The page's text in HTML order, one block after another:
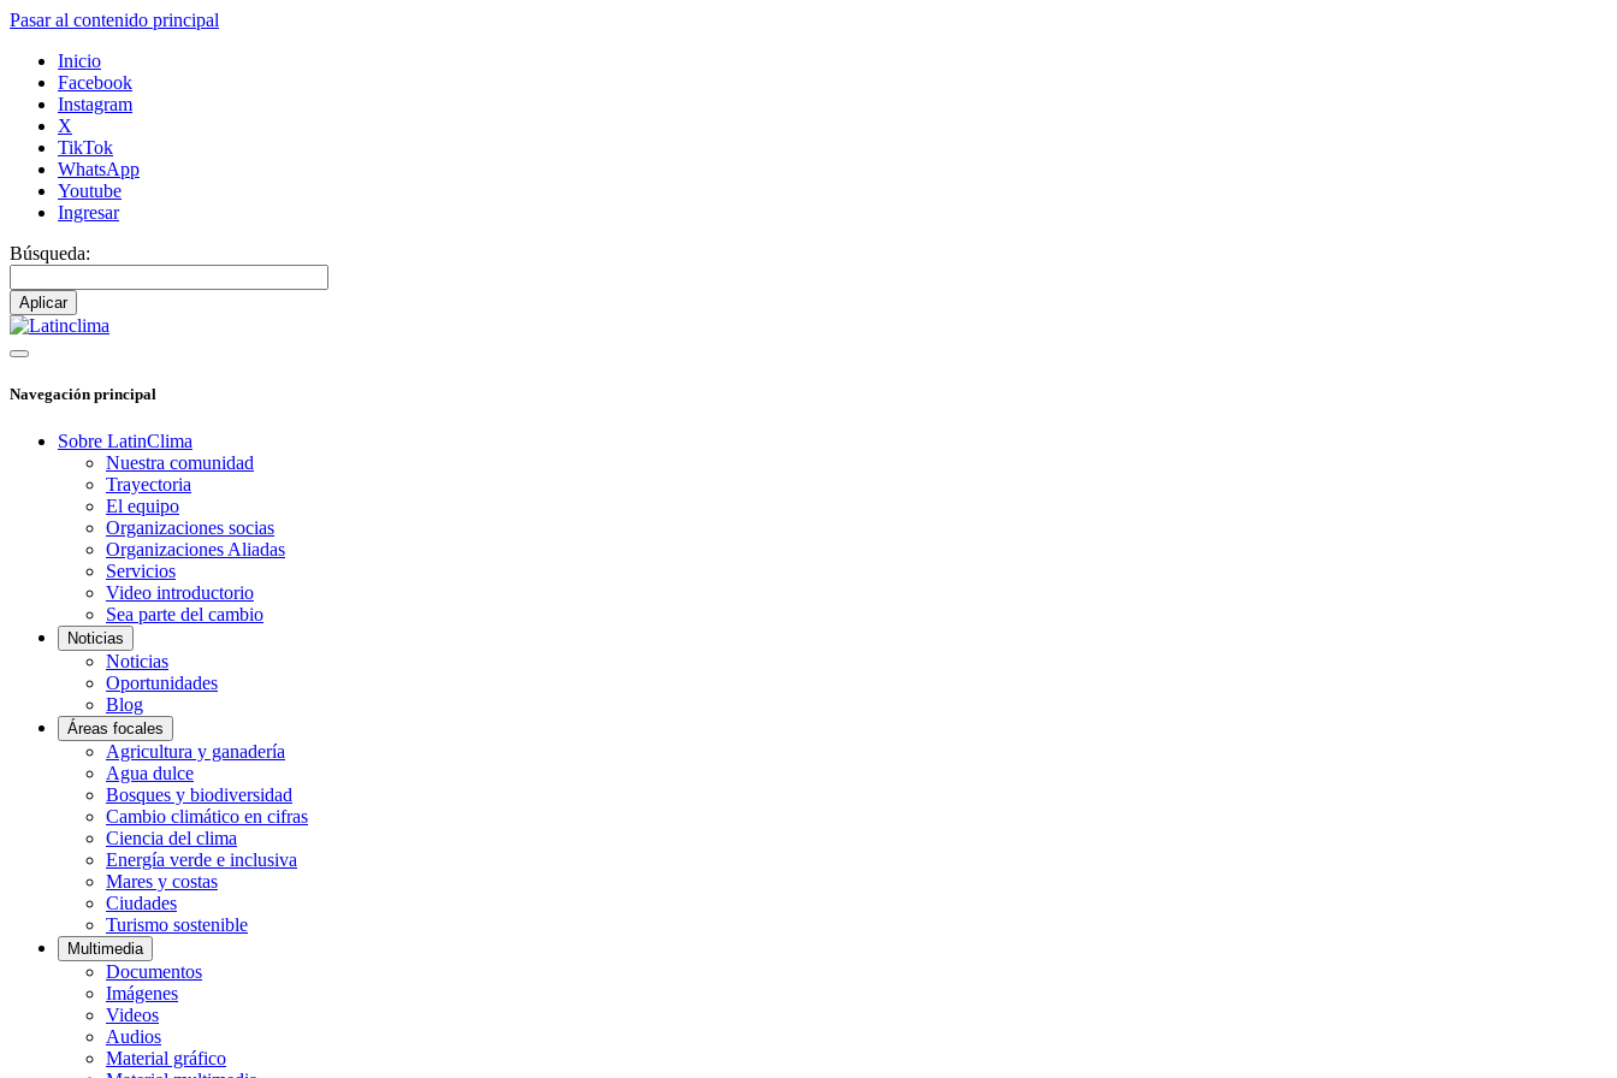
Pasar al contenido principal
Inicio
Facebook
Instagram
X
TikTok
WhatsApp
Youtube
Ingresar
Búsqueda:
Navegación principal
Sobre LatinClima
Nuestra comunidad
Trayectoria
El equipo
Organizaciones socias
Organizaciones Aliadas
Servicios
Video introductorio
Sea parte del cambio
Noticias
Noticias
Oportunidades
Blog
Áreas focales
Agricultura y ganadería
Agua dulce
Bosques y biodiversidad
Cambio climático en cifras
Ciencia del clima
Energía verde e inclusiva
Mares y costas
Ciudades
Turismo sostenible
Multimedia
Documentos
Imágenes
Videos
Audios
Material gráfico